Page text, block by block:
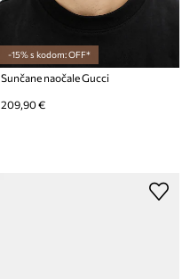
-15% s kodom: OFF*
Sunčane naočale Gucci
209,90 €